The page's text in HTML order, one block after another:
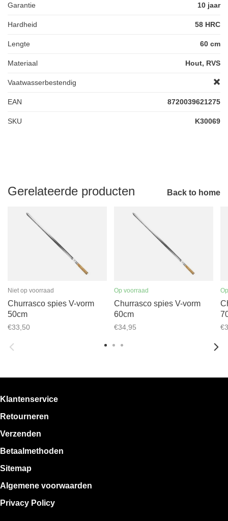
Garantie 10 jaar
Hardheid 58 HRC
Lengte 60 cm
Materiaal Hout, RVS
Vaatwasserbestendig
EAN 8720039621275
SKU K30069
Gerelateerde producten Back to home
Niet op voorraad
Churrasco spies V-vorm
50cm
€33,50
Op voorraad
Churrasco spies V-vorm
60cm
€34,95
Klantenservice
Retourneren
Verzenden
Betaalmethoden
Sitemap
Algemene voorwaarden
Privacy Policy